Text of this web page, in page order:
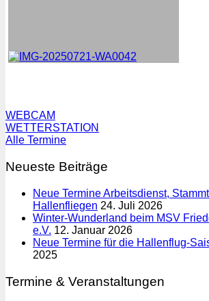
WEBCAM
WETTERSTATION
Alle Termine
Neueste Beiträge
Neue Termine Arbeitsdienst,
Hallenfliegen 24. Juli 2026
Winter-Wunderland beim MSV
e.V. 12. Januar 2026
Neue Termine für die Hallenflug-
2025
Termine & Veranstaltungen